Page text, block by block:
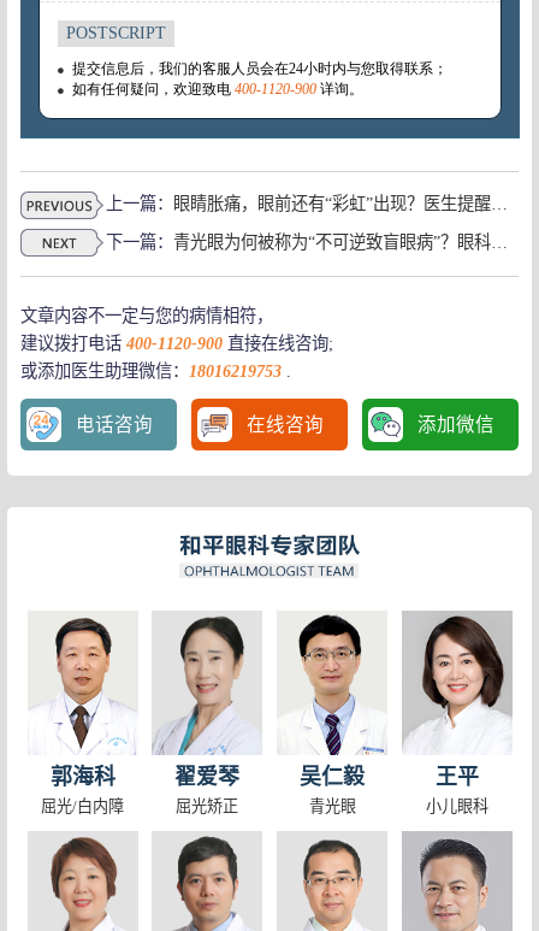
上一篇： 眼睛胀痛，眼前还有“彩虹”出现？医生提醒：小心是它来了....上海青光眼医生
下一篇：青光眼为何被称为“不可逆致盲眼病”？眼科医生这样说 上海眼科挂号多少钱
文章内容不一定与您的病情相符，
建议拨打电话 400-1120-900直接在线咨询;
或添加医生助理微信： 18016219753.
电话咨询 在线咨询 添加微信
你可能每天都在做的事，有多伤眼？上海看眼科医院
50岁男子视力暴跌至0.1，眼科医生点名：含这三个字的要慎用！
一人确诊，全家遭殃！这个眼病会遗传，要提早查！上海眼科青
上班族常有的4个习惯，正一步步“偷走视力”，几乎人人都有
上大附属上海和平眼科医院第59期青光眼俱乐部活动成功举办
青光眼为何被称为“不可逆致盲眼病”？眼科医生这样说 上海
生气后眼睛看不清？小心青光眼急性发作！上海眼科预约专家
眼睛胀痛，眼前还有“彩虹”出现？医生提醒：小心是它来了
【科普】青光眼：一种常见眼病的预防和治疗！上海看眼科医院
夏天别再这样喝水了！这个习惯，正悄悄偷你的视力，很多人都
上班族常有的4个习惯，正一步步“偷走视力”，几乎人人都有
经常熬夜修仙？小心“青睫”找上你
关灯熬夜玩手机？小心这种不可逆性致盲眼病找上你
什么！经常吵架生气，还能把眼睛“气瞎”？
已有多人中招！这种“一滴见效”的眼药水，千方别乱用！
怎样预防儿童和青少年近视 上海近视手术
准分子手术后会视力回退吗
高度近视遗传的几率大吗
眼睛近视激光好不好
保护眼睛必吃的食物有哪些
高度近视并发症可致盲
LASIK术前需要哪些准备？
玻璃体混浊与“飞蚊症”
早期白内障怎么办
近视眼手术安全吗? 近视眼手术安全保障是什么
近视激光手术会不会穿击眼球呢？
白内障手术人工晶体该如何挑选？上海白内障专家郭海科教授为
超高度近视眼可以治好吗
近视矫正手术贵吗
郭海科
屈光/白内障
翟爱琴
屈光矫正
吴仁毅
青光眼
王平
小儿眼科